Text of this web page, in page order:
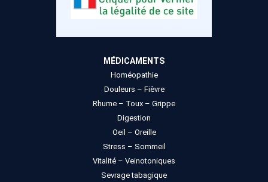
MÉDICAMENTS
Homéopathie
Douleurs – Fièvre
Rhume – Toux – Grippe
Digestion
Oeil – Oreille
Stress – Sommeil
Vitalité – Veinotoniques
Sevrage tabagique